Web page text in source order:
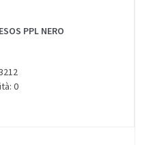
PPL NERO
0